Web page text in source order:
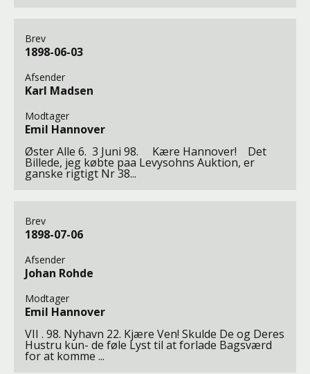
Brev
1898-06-03
Afsender
Karl Madsen
Modtager
Emil Hannover
Øster Alle 6. 3 Juni 98. Kære Hannover! Det
Billede, jeg købte paa Levysohns Auktion, er
ganske rigtigt Nr 38...
Brev
1898-07-06
Afsender
Johan Rohde
Modtager
Emil Hannover
VII . 98. Nyhavn 22. Kjære Ven! Skulde De og Deres
Hustru kun- de føle Lyst til at forlade Bagsværd
for at komme ...